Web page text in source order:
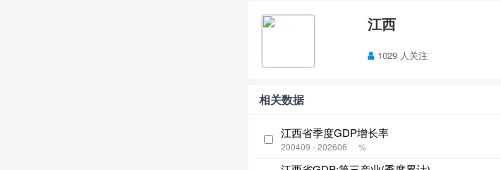
江西
1029 人关注
相关数据
江西省季度GDP增长率
200409 - 202606 %